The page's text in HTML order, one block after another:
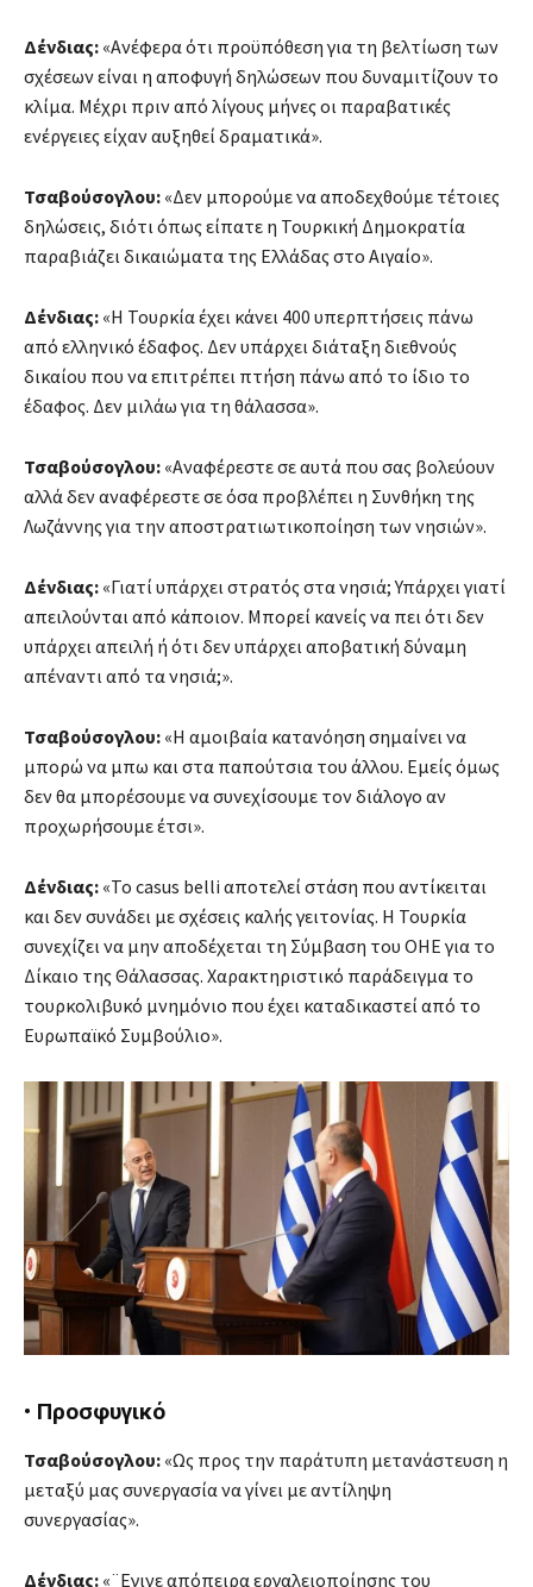
Δένδιας: «Ανέφερα ότι προϋπόθεση για τη βελτίωση των
σχέσεων είναι η αποφυγή δηλώσεων που δυναμιτίζουν το
κλίμα. Μέχρι πριν από λίγους μήνες οι παραβατικές
ενέργειες είχαν αυξηθεί δραματικά».
Τσαβούσογλου: «Δεν μπορούμε να αποδεχθούμε τέτοιες
δηλώσεις, διότι όπως είπατε η Τουρκική Δημοκρατία
παραβιάζει δικαιώματα της Ελλάδας στο Αιγαίο».
Δένδιας: «Η Τουρκία έχει κάνει 400 υπερπτήσεις πάνω
από ελληνικό έδαφος. Δεν υπάρχει διάταξη διεθνούς
δικαίου που να επιτρέπει πτήση πάνω από το ίδιο το
έδαφος. Δεν μιλάω για τη θάλασσα».
Τσαβούσογλου: «Αναφέρεστε σε αυτά που σας βολεύουν
αλλά δεν αναφέρεστε σε όσα προβλέπει η Συνθήκη της
Λωζάννης για την αποστρατιωτικοποίηση των νησιών».
Δένδιας: «Γιατί υπάρχει στρατός στα νησιά; Υπάρχει γιατί
απειλούνται από κάποιον. Μπορεί κανείς να πει ότι δεν
υπάρχει απειλή ή ότι δεν υπάρχει αποβατική δύναμη
απέναντι από τα νησιά;».
Τσαβούσογλου: «Η αμοιβαία κατανόηση σημαίνει να
μπορώ να μπω και στα παπούτσια του άλλου. Εμείς όμως
δεν θα μπορέσουμε να συνεχίσουμε τον διάλογο αν
προχωρήσουμε έτσι».
Δένδιας: «Το casus belli αποτελεί στάση που αντίκειται
και δεν συνάδει με σχέσεις καλής γειτονίας. Η Τουρκία
συνεχίζει να μην αποδέχεται τη Σύμβαση του ΟΗΕ για το
Δίκαιο της Θάλασσας. Χαρακτηριστικό παράδειγμα το
τουρκολιβυκό μνημόνιο που έχει καταδικαστεί από το
Ευρωπαϊκό Συμβούλιο».
• Προσφυγικό
Τσαβούσογλου: «Ως προς την παράτυπη μετανάστευση η
μεταξύ μας συνεργασία να γίνει με αντίληψη
συνεργασίας».
Δένδιας: «¨Εγινε απόπειρα εργαλειοποίησης του